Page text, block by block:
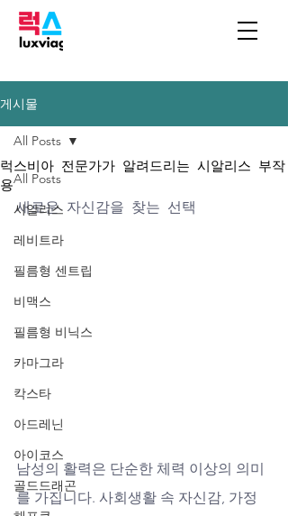
게시물
All Posts
시알리스
레비트라
필름형 센트립
비맥스
필름형 비닉스
카마그라
칵스타
아드레닌
아이코스
골드드래곤
All Posts
럭스비아 전문가가 알려드리는 시알리스 부작
용
새로운 자신감을 찾는 선택
남성의 활력은 단순한 체력 이상의 의미
를 가집니다. 사회생활 속 자신감, 가정